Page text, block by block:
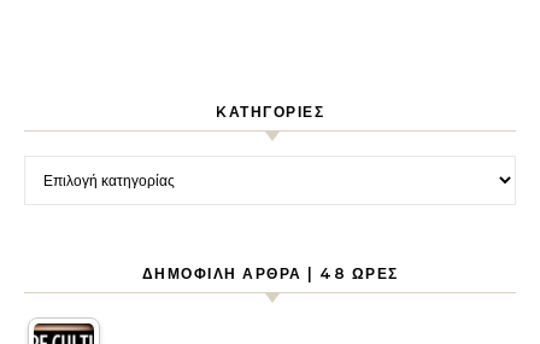
KΑΤΗΓΟΡΊΕΣ
Kατηγορίες
ΔΗΜΟΦΙΛΉ ΆΡΘΡΑ | 48 ΏΡΕΣ